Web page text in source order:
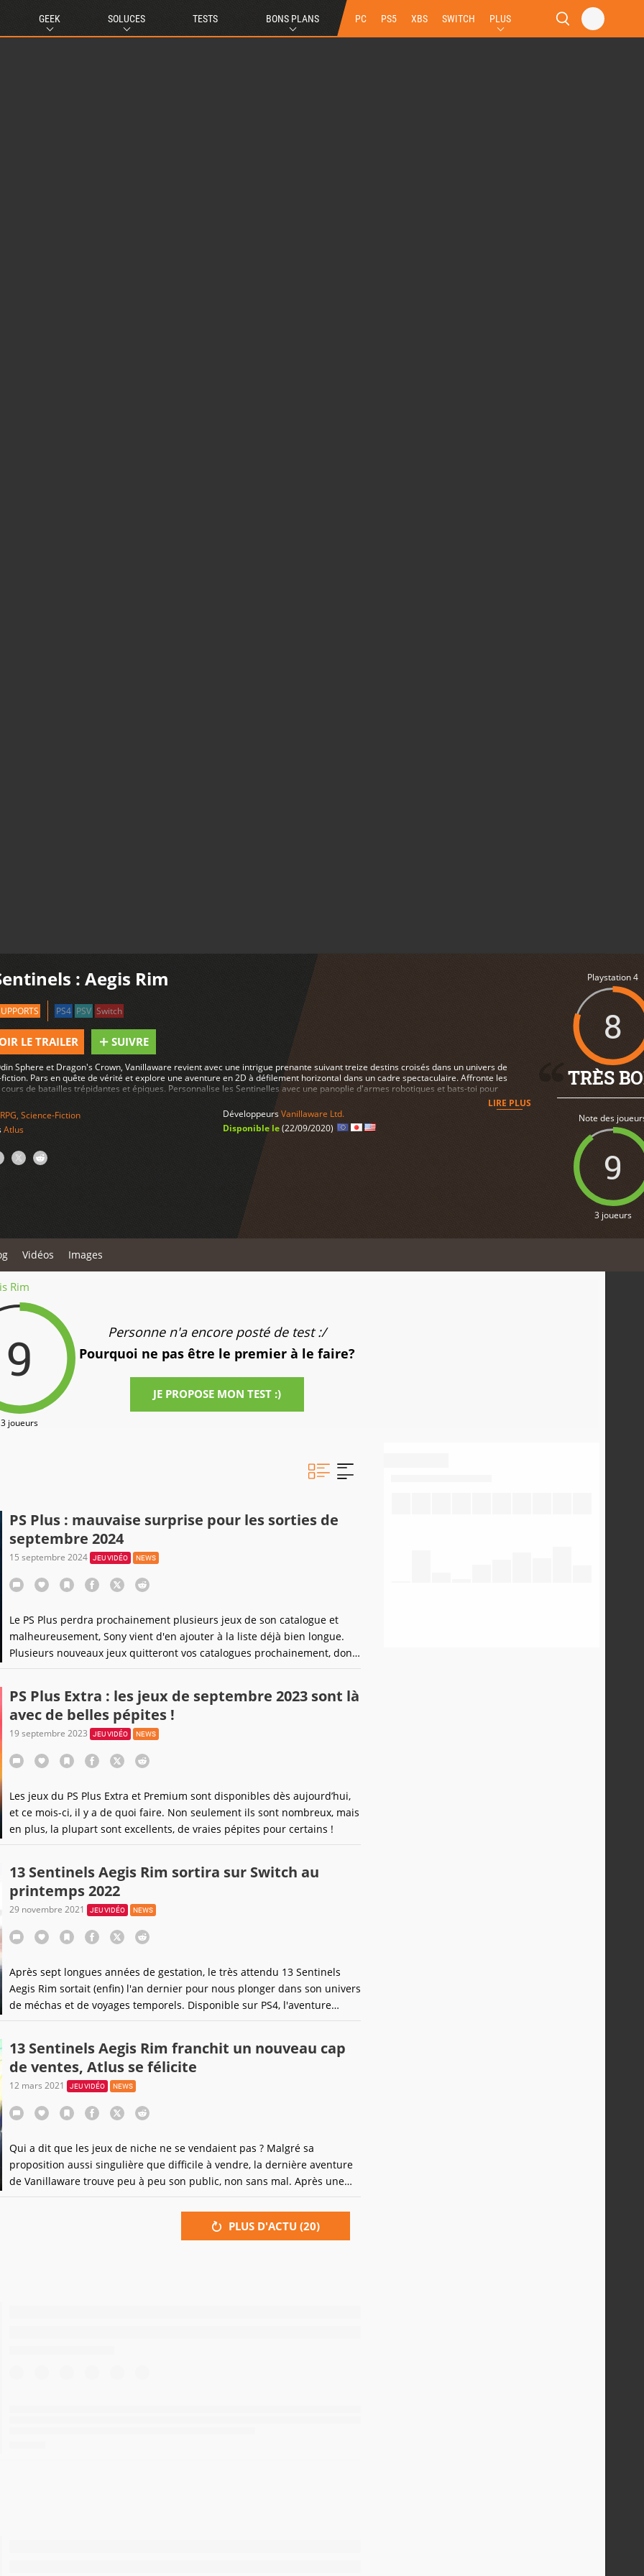
GEEK SOLUCES TESTS BONS PLANS PC PS5 XBS SWITCH PLUS
: Aegis Rim
PS4 PSV Switch
LE TRAILER SUIVRE
Sphere et Dragon's Crown, Vanillaware revient avec une intrigue prenante suivant treize destins croisés dans un univers de
Pars en quête de vérité et explore une aventure en 2D à défilement horizontal dans un cadre spectaculaire. Affronte les
de batailles trépidantes et épiques. Personnalise les Sentinelles avec une panoplie d'armes robotiques et bats-toi pour
LIRE PLUS
RPG, Science-Fiction
Atlus
DéveloppeursVanillaware Ltd.
Disponible le(22/09/2020)
Playstation 4
8
TRÈS
Note des
9
3 joueurs
Vidéos Images
Rim
9
3 joueurs
Personne n'a encore posté de test :/
Pourquoi ne pas être le premier à le faire?
JE PROPOSE MON TEST :)
PS Plus : mauvaise surprise pour les sorties de
septembre 2024
15 septembre 2024 JEU VIDÉO NEWS
Le PS Plus perdra prochainement plusieurs jeux de son catalogue et
malheureusement, Sony vient d'en ajouter à la liste déjà bien longue.
Plusieurs nouveaux jeux quitteront vos catalogues prochainement, dont
de gros jeux encore une fois.
PS Plus Extra : les jeux de septembre 2023 sont là
avec de belles pépites !
19 septembre 2023 JEU VIDÉO NEWS
Les jeux du PS Plus Extra et Premium sont disponibles dès aujourd’hui,
et ce mois-ci, il y a de quoi faire. Non seulement ils sont nombreux, mais
en plus, la plupart sont excellents, de vraies pépites pour certains !
13 Sentinels Aegis Rim sortira sur Switch au
printemps 2022
29 novembre 2021 JEU VIDÉO NEWS
Après sept longues années de gestation, le très attendu 13 Sentinels
Aegis Rim sortait (enfin) l'an dernier pour nous plonger dans son univers
de méchas et de voyages temporels. Disponible sur PS4, l'aventure
narrative avait tout pour plaire aux joueurs nomades.
13 Sentinels Aegis Rim franchit un nouveau cap
de ventes, Atlus se félicite
12 mars 2021 JEU VIDÉO NEWS
Qui a dit que les jeux de niche ne se vendaient pas ? Malgré sa
proposition aussi singulière que difficile à vendre, la dernière aventure
de Vanillaware trouve peu à peu son public, non sans mal. Après une
route semée d'embûche, les aventures spatio-temporelles des lycéens
de 13 Sentinels : Aegis Rim continuent leur bonhomme de chemin.
PLUS D'ACTU (20)